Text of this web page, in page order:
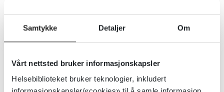
Samtykke Detaljer Om
Vårt nettsted bruker informasjonskapsler
Helsebiblioteket bruker teknologier, inkludert
Marginalisert gruppe
Forskere tilknyttetRusForskved Oslo
universitetssykehus og SERAF ved
Universitetet i Oslo har sett nærmere på